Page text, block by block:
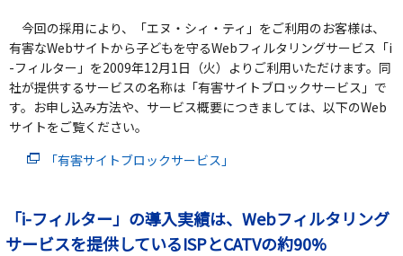
今回の採用により、「エヌ・シィ・ティ」をご利用のお客様は、
有害なWebサイトから子どもを守るWebフィルタリングサービス「i
-フィルター」を2009年12月1日（火）よりご利用いただけます。同
社が提供するサービスの名称は「有害サイトブロックサービス」で
す。お申し込み方法や、サービス概要につきましては、以下のWeb
サイトをご覧ください。
「有害サイトブロックサービス」
「i-フィルター」の導入実績は、Webフィルタリング
サービスを提供しているISPとCATVの約90%